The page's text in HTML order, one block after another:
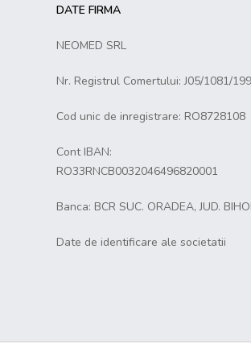
DATE FIRMA
NEOMED SRL
Nr. Registrul Comertului: J05/1081/
Cod unic de inregistrare: RO8728108
Cont IBAN:
RO33RNCB0032046496820001
Banca: BCR SUC. ORADEA, JUD.
Date de identificare ale societatii